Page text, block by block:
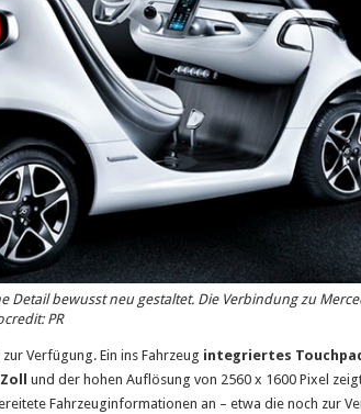
Detail bewusst neu gestaltet. Die Verbindung zu
PR
Verfügung. Ein ins Fahrzeug integriertes
und der hohen Auflösung von 2560 x 1600 Pixel
Fahrzeuginformationen an – etwa die noch zur